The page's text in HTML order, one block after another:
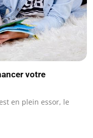
votre
en plein essor, le